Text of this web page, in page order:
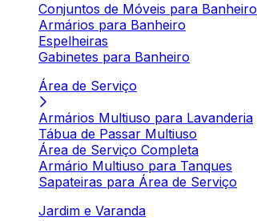
Conjuntos de Móveis para Banheiro
Armários para Banheiro
Espelheiras
Gabinetes para Banheiro
Área de Serviço
Armários Multiuso para Lavanderia
Tábua de Passar Multiuso
Área de Serviço Completa
Armário Multiuso para Tanques
Sapateiras para Área de Serviço
Jardim e Varanda